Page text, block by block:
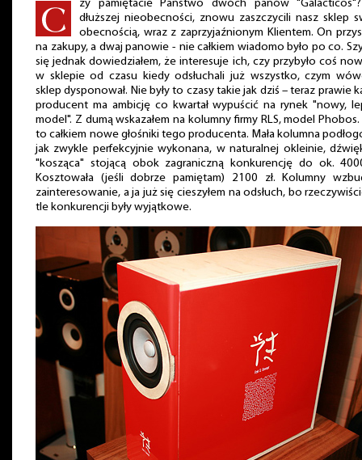
zy pamiętacie Państwo dwóch panów
dłuższej nieobecności, znowu zaszczycili nasz sklep
obecnością, wraz z zaprzyjaźnionym Klientem. On
na zakupy, a dwaj panowie - nie całkiem wiadomo było po co.
się jednak dowiedziałem, że interesuje ich, czy przybyło coś
w sklepie od czasu kiedy odsłuchali już wszystko, czym
sklep dysponował. Nie były to czasy takie jak dziś – teraz prawie
producent ma ambicję co kwartał wypuścić na rynek "nowy,
model". Z dumą wskazałem na kolumny firmy RLS, model Phobos.
to całkiem nowe głośniki tego producenta. Mała kolumna
jak zwykle perfekcyjnie wykonana, w naturalnej okleinie,
"kosząca" stojącą obok zagraniczną konkurencję do ok.
Kosztowała (jeśli dobrze pamiętam) 2100 zł. Kolumny
zainteresowanie, a ja już się cieszyłem na odsłuch, bo
tle konkurencji były wyjątkowe.